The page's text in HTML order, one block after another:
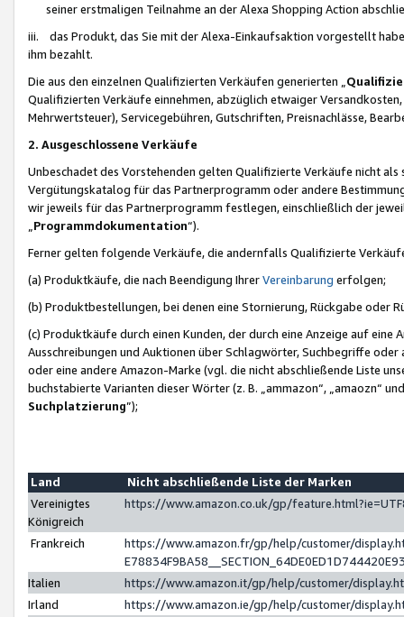
seiner erstmaligen Teilnahme an der Alexa Shopping Action
iii. das Produkt, das Sie mit der Alexa-Einkaufsaktion vorgestellt
ihm bezahlt.
Die aus den einzelnen Qualifizierten Verkäufen generierten „
Qualifizierten Verkäufe einnehmen, abzüglich etwaiger
Mehrwertsteuer), Servicegebühren, Gutschriften, Preisnachlässe,
2. Ausgeschlossene Verkäufe
Unbeschadet des Vorstehenden gelten Qualifizierte Verkäufe nicht
Vergütungskatalog für das Partnerprogramm oder andere
wir jeweils für das Partnerprogramm festlegen, einschließlich der
Programmdokumentation“).
Ferner gelten folgende Verkäufe, die andernfalls Qualifizierte
(a) Produktkäufe, die nach Beendigung IhrerVereinbarung erfolgen;
(b) Produktbestellungen, bei denen eine Stornierung, Rückgabe oder
(c) Produktkäufe durch einen Kunden, der durch eine Anzeige auf
Ausschreibungen und Auktionen über Schlagwörter, Suchbegriffe
oder eine andere Amazon-Marke (vgl. die nicht abschließende Liste
buchstabierte Varianten dieser Wörter (z. B. „ammazon“, „amaozn“
Suchplatzierung”);
Land
Nicht abschließende Liste der Marken
Vereinigtes
Königreich
https://www.amazon.co.uk/gp/
Frankreich
https://www.amazon.fr/gp/help/customer/
Italien
https://www.amazon.it/gp/help/customer/
Irland
https://www.amazon.ie/gp/help/customer/